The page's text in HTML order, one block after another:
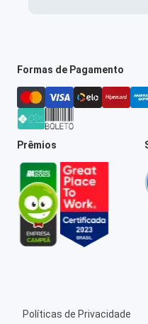
Formas de Pagamento
Prêmios
Políticas de Privacidade